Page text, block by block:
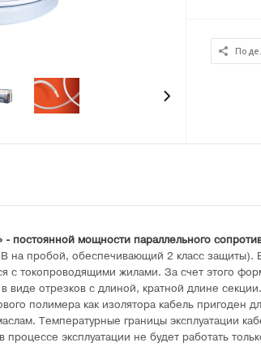
мощности параллельного
на пробой, обеспечивающий 2 класс защиты).
с токопроводящими жилами. За счет этого
виде отрезков с длиной, кратной длине секции.
полимера как изолятора кабель пригоден
Температурные границы эксплуатации
эксплуатации не будет работать